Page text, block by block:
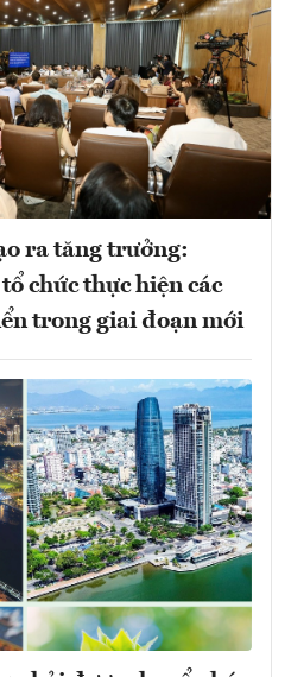
ra tăng trưởng:
chức thực hiện các
trong giai đoạn mới